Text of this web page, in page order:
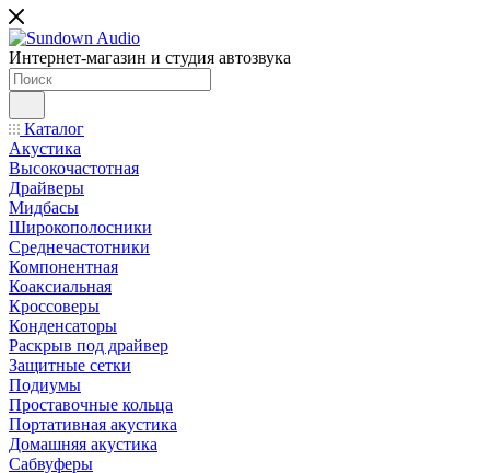
Интернет-магазин и студия автозвука
Каталог
Акустика
Высокочастотная
Драйверы
Мидбасы
Широкополосники
Среднечастотники
Компонентная
Коаксиальная
Кроссоверы
Конденсаторы
Раскрыв под драйвер
Защитные сетки
Подиумы
Проставочные кольца
Портативная акустика
Домашняя акустика
Сабвуферы